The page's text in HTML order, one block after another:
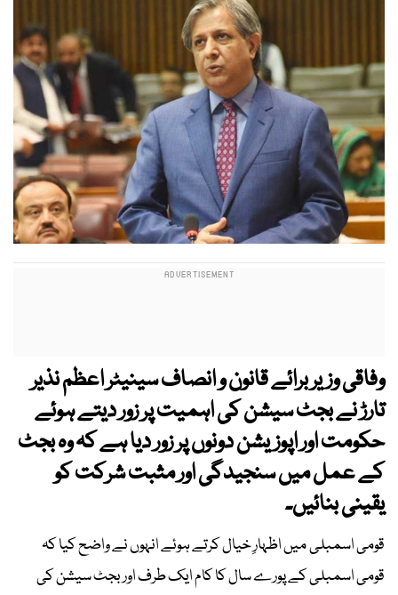
وفاقی وزیر برائے قانون و انصاف سینیٹر اعظم نذیر
تارڑ نے بجٹ سیشن کی اہمیت پر زور دیتے ہوئے
حکومت اور اپوزیشن دونوں پر زور دیا ہے کہ وہ بجٹ
کے عمل میں سنجیدگی اور مثبت شرکت کو
یقینی بنائیں۔
قومی اسمبلی میں اظہارِ خیال کرتے ہوئے انہوں نے واضح کیا کہ
قومی اسمبلی کے پورے سال کا کام ایک طرف اور بجٹ سیشن کی